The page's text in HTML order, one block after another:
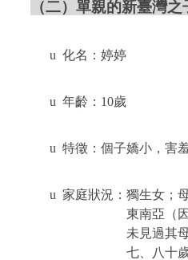
（二）單親的新臺灣之
u 化名：婷婷
u 年齡： 10歲
u 特徵：個子嬌小，害
u 家庭狀況：獨生女；
東南亞（
未見過其
七、八十